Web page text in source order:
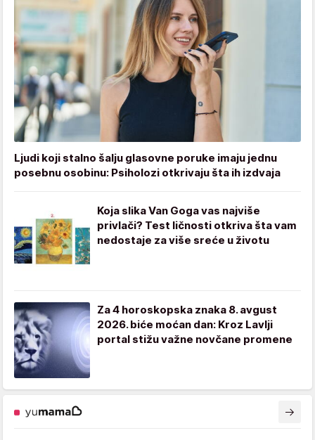
Ljudi koji stalno šalju glasovne poruke imaju jednu
posebnu osobinu: Psiholozi otkrivaju šta ih izdvaja
Koja slika Van Goga vas najviše
privlači? Test ličnosti otkriva šta vam
nedostaje za više sreće u životu
Za 4 horoskopska znaka 8. avgust
2026. biće moćan dan: Kroz Lavlji
portal stižu važne novčane promene